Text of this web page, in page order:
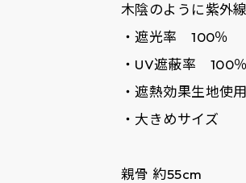
木陰のように紫外
・遮光率 100％
・UV遮蔽率 100％
・遮熱効果生地使用
・大きめサイズ
親骨 約55cm